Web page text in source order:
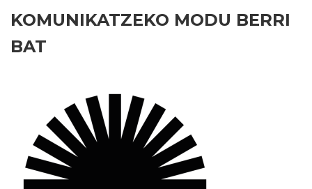
KOMUNIKATZEKO MODU BERRI
BAT